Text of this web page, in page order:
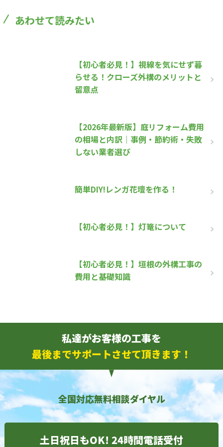
あわせて読みたい
【初心者必見！】視線を気にせず暮
らせる！クローズ外構のメリットと
留意点
【2026年最新版】庭リフォーム費用
の相場と内訳｜事例・節約術・失敗
しない業者選び
簡単DIY!レンガ花壇を作る！
【初心者必見！】灯篭について
【初心者必見！】垣根の外構工事の
費用と基礎知識
私達がお客様の工事を
最後までサポートさせて頂きます！
全国対応無料相談ダイヤル
土日祝日もOK! 24時間電話受付